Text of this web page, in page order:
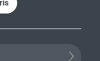
et recevez nos